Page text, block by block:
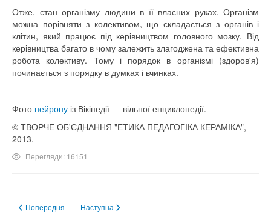
Отже, стан організму людини в її власних руках. Організм
можна порівняти з колективом, що складається з органів і
клітин, який працює під керівництвом головного мозку. Від
керівництва багато в чому залежить злагоджена та ефективна
робота колективу. Тому і порядок в організмі (здоров'я)
починається з порядку в думках і вчинках.
Фото нейрону із Вікіпедії — вільної енциклопедії.
© ТВОРЧЕ ОБ'ЄДНАННЯ "ЕТИКА ПЕДАГОГІКА КЕРАМІКА",
2013.
Перегляди: 16151
Попередня стаття: Сборник "Диагноз на ходу"
Попередня Наступна стаття: Що таке алкоголь
Наступна